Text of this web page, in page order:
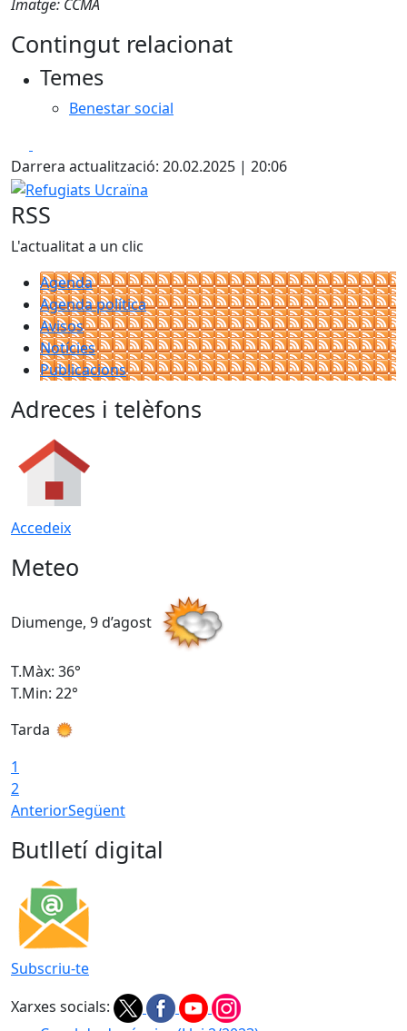
Imatge: CCMA
Contingut relacionat
Temes
Benestar social
Darrera actualització: 20.02.2025 | 20:06
Refugiats Ucraïna
RSS
L'actualitat a un clic
Agenda
Agenda política
Avisos
Notícies
Publicacions
Adreces i telèfons
Accedeix
Meteo
Diumenge, 9 d’agost
T.Màx: 36°
T.Min: 22°
Tarda
1
2
AnteriorSegüent
Butlletí digital
Subscriu-te
Xarxes socials: